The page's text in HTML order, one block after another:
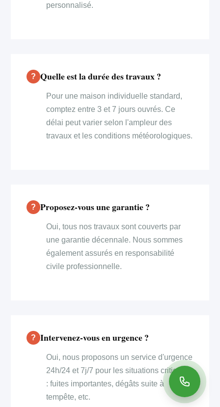
personnalisé.
Quelle est la durée des travaux ?
Pour une maison individuelle standard,
comptez entre 3 et 7 jours ouvrés. Ce
délai peut varier selon l'ampleur des
travaux et les conditions météorologiques.
Proposez-vous une garantie ?
Oui, tous nos travaux sont couverts par
une garantie décennale. Nous sommes
également assurés en responsabilité
civile professionnelle.
Intervenez-vous en urgence ?
Oui, nous proposons un service d'urgence
24h/24 et 7j/7 pour les situations critiques
: fuites importantes, dégâts suite à
tempête, etc.